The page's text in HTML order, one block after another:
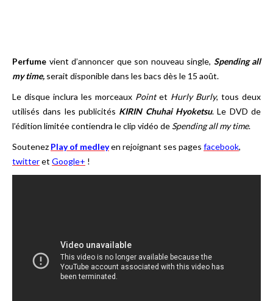
Perfume vient d’annoncer que son nouveau single, Spending all
my time, serait disponible dans les bacs dès le 15 août.
Le disque inclura les morceaux Pointet Hurly Burly, tous deux
utilisés dans les publicités KIRIN Chuhai Hyoketsu. Le DVD de
l’édition limitée contiendra le clip vidéo de Spending all my time.
Soutenez Play of medleyen rejoignant ses pages facebook,
twitteret Google+ !